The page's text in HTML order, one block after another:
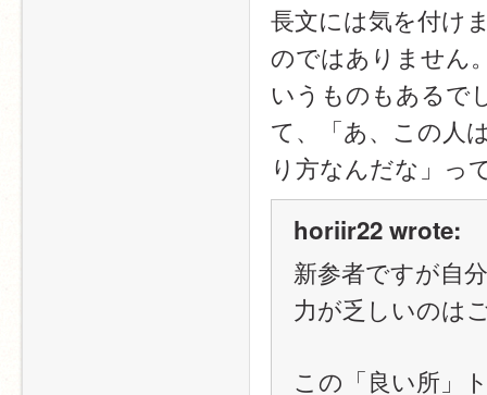
長文には気を付け
のではありません
いうものもあるで
て、「あ、この人
り方なんだな」っ
horiir22 wrote:
新参者ですが自
力が乏しいのは
この「良い所」